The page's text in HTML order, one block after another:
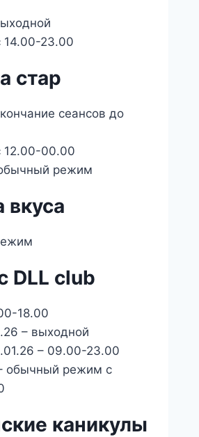
14.00-23.00
стар
сеансов до
12.00-00.00
режим
вкуса
DLL club
18.00
– выходной
– 09.00-23.00
обычный режим с
каникулы